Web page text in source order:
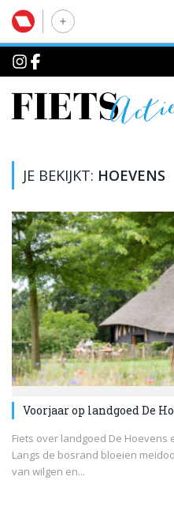
JE BEKIJKT: HOEVENS
Voorjaar op landgoed De
Fiets over landgoed De Hoevens
Langs de bosrand bloeien
van wilgen en...